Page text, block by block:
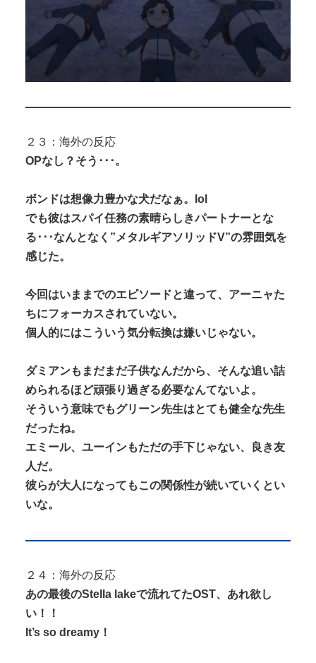
２３：海外の反応
OPなし？そう･･･。
ボンドは想像力豊かな犬だなぁ。lol
でも彼はスパイ任務の素晴らしきパートナーとな
る･･･なんとなく”メタルギアソリッドV”の雰囲気を
感じた。
今回はいままでのエピソードと違って、アーニャた
ちにフォーカスされていない。
個人的にはこういう気分転換は嫌いじゃない。
ダミアンもまだまだ子供なんだから、そんな追い詰
められるほど頑張り過ぎる必要なんてないよ。
そういう意味でもグリーン先生はとても健全な先生
だったね。
エミール、ユーインもただの手下じゃない、良き友
人だ。
彼らが大人になってもこの関係性が続いていくとい
いな。
２４：海外の反応
あの最後のStella lakeで流れてたOST、あれ欲し
い！！
It’s so dreamy！